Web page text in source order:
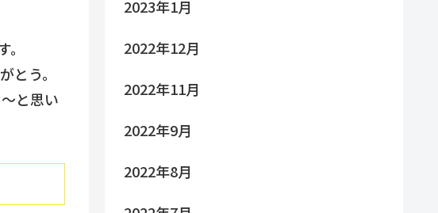
とう。
と思い
2023年1月
2022年12月
2022年11月
2022年9月
2022年8月